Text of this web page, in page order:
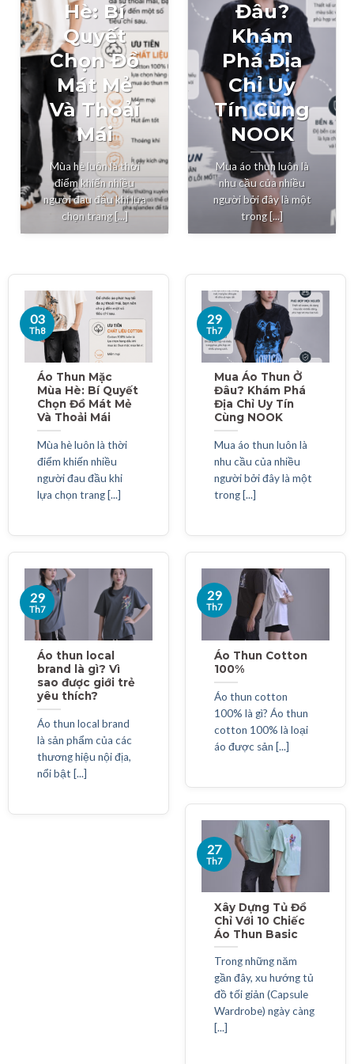
Hè: Bí
Quyết
Chọn Đồ
Mát Mẻ
Và Thoải
Mái
Mùa hè luôn là thời
điểm khiến nhiều
người đau đầu khi lựa
chọn trang [...]
Đâu?
Khám
Phá Địa
Chỉ Uy
Tín Cùng
NOOK
Mua áo thun luôn là
nhu cầu của nhiều
người bởi đây là một
trong [...]
Áo Thun Mặc
Mùa Hè: Bí Quyết
Chọn Đồ Mát Mẻ
Và Thoải Mái
Mùa hè luôn là thời
điểm khiến nhiều
người đau đầu khi
lựa chọn trang [...]
03
Th8
Mua Áo Thun Ở
Đâu? Khám Phá
Địa Chỉ Uy Tín
Cùng NOOK
Mua áo thun luôn là
nhu cầu của nhiều
người bởi đây là một
trong [...]
29
Th7
Áo thun local
brand là gì? Vì
sao được giới trẻ
yêu thích?
Áo thun local brand
là sản phẩm của các
thương hiệu nội địa,
nổi bật [...]
29
Th7
Áo Thun Cotton
100%
Áo thun cotton
100% là gì? Áo thun
cotton 100% là loại
áo được sản [...]
29
Th7
Xây Dựng Tủ Đồ
Chỉ Với 10 Chiếc
Áo Thun Basic
Trong những năm
gần đây, xu hướng tủ
đồ tối giản (Capsule
Wardrobe) ngày càng
[...]
27
Th7